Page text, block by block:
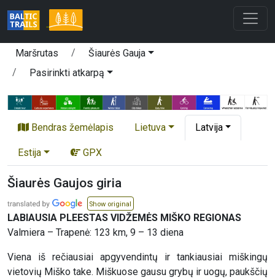
Maršrutas
Šiaurės Gauja
Pasirinkti atkarpą
Bendras žemėlapis Lietuva Latvija
Estija GPX
Šiaurės Gaujos giria
Show original
LABIAUSIA PLEESTAS VIDŽEMĖS MIŠKO REGIONAS
Valmiera – Trapenė: 123 km, 9 – 13 diena
Viena iš rečiausiai apgyvendintų ir tankiausiai miškingų
vietovių Miško take. Miškuose gausu grybų ir uogų, paukščių